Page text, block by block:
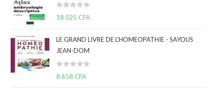
0
s
r
N
0
s
u
18 025CFA
LE GRAND LIVRE DE L'HOMEOPATHIE - SAYOUS
JEAN-DOM
N
8 658CFA